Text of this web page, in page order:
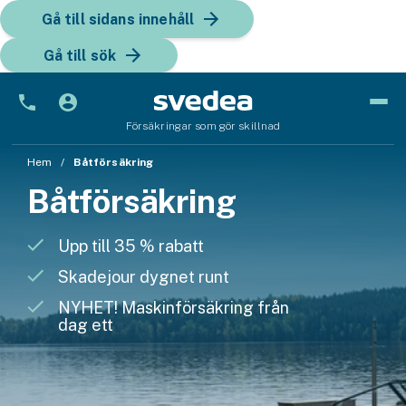
Gå till sidans innehåll
Gå till sök
Försäkringar som gör skillnad
Bil
Bilförsäkring
Bilförsäkring för företag
Fordon
Snöskoterförsäkring
ATV-försäkring
Släpvagnsförsäkring
Hem Båtförsäkring
Båtförsäkring
Upp till 35 % rabatt
Skadejour dygnet runt
NYHET! Maskinförsäkring från
dag ett